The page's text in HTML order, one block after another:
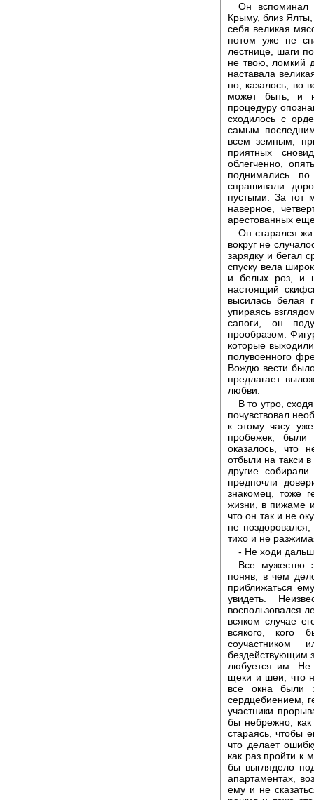
Он вспоминал
Крыму, близ Ялты,
себя великая
потом уже не
лестнице, шаги
не твою, ломкий
наставала
но, казалось, во
может быть, и
процедуру
сходилось с
самым
всем земным,
приятных
облегченно,
поднимались
спрашивали
пустыми. За тот
наверное,
арестованных
Он старался
вокруг не
зарядку и бегал
спуску вела
и белых роз, и
настоящий
высилась белая
упираясь
сапоги, он
прообразом.
которые
полувоенного
Вождю вести
предлагает
любви.
В то утро,
почувствовал
к этому часу
пробежек,
оказалось, что
отбыли на такси
другие
предпочли
знакомец, тоже
жизни, в пижаме
что он так и не
не
тихо и не
- Не ходи
Все мужество
поняв, в чем
приближаться
увидеть.
воспользовался
всяком случае
всякого, кого
бездействующим
любуется им. Не
щеки и шеи, что
все окна были
сердцебиением,
участники
бы небрежно, как
стараясь, чтобы
что делает
как раз пройти к
бы выглядело
апартаментах,
ему и не